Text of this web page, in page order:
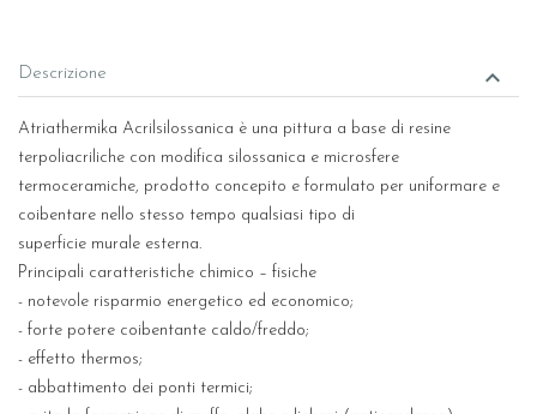
Descrizione keyboard_arrow_down
Atriathermika Acrilsilossanica è una pittura a base di resine
terpoliacriliche con modifica silossanica e microsfere
termoceramiche, prodotto concepito e formulato per uniformare e
coibentare nello stesso tempo qualsiasi tipo di
superficie murale esterna.
Principali caratteristiche chimico – fisiche
- notevole risparmio energetico ed economico;
- forte potere coibentante caldo/freddo;
- effetto thermos;
- abbattimento dei ponti termici;